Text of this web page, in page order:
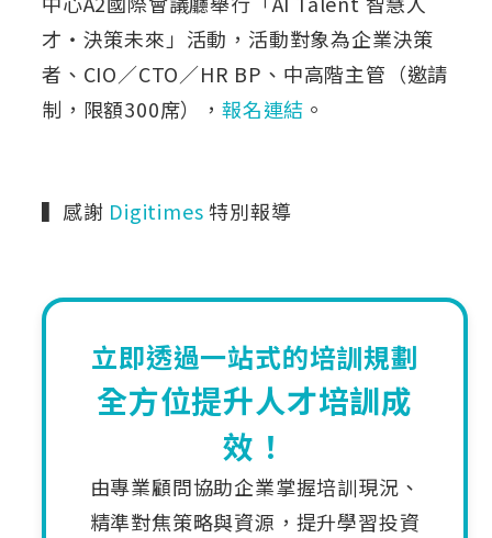
才・決策未來」活動，活動對象為企業決策
者、CIO／CTO／HR BP、中高階主管（邀請
制，限額300席）， 報名連結 。
▍感謝 Digitimes特別報導
立即透過⼀站式的培訓規劃
全方位提升人才培訓成
效！
由專業顧問協助企業掌握培訓現況、
精準對焦策略與資源，提升學習投資